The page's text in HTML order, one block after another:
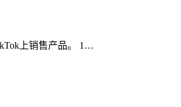
上销售产品。 1…